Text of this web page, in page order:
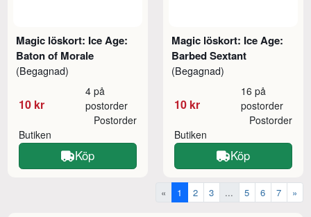
Magic löskort: Ice Age:
Baton of Morale
(Begagnad)
10 kr
4 på
postorder
Butiken
Postorder
Köp
Magic löskort: Ice Age:
Barbed Sextant
(Begagnad)
10 kr
16 på
postorder
Butiken
Postorder
Köp
« 1 2 3 ... 5 6 7 »